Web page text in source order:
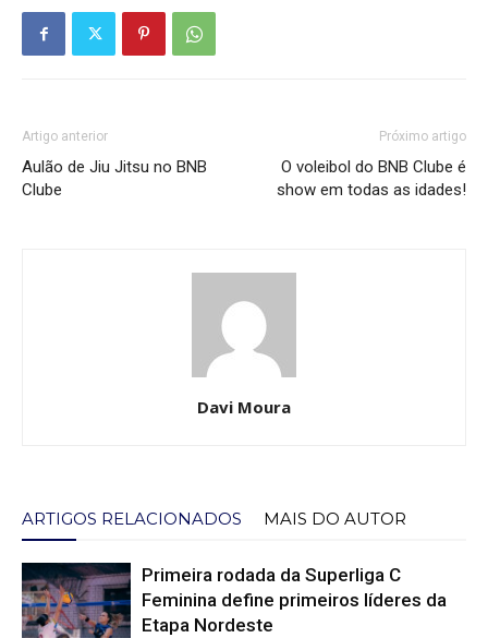
Artigo anterior
Aulão de Jiu Jitsu no BNB
Clube
Próximo artigo
O voleibol do BNB Clube é
show em todas as idades!
Davi Moura
ARTIGOS RELACIONADOS MAIS DO AUTOR
Primeira rodada da Superliga C
Feminina define primeiros líderes da
Etapa Nordeste